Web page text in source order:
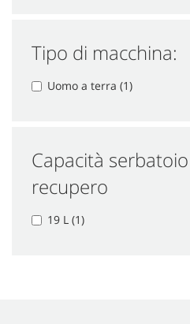
Tipo di macchina:
Uomo a terra (1)
Capacità serbatoio
recupero
19 L (1)